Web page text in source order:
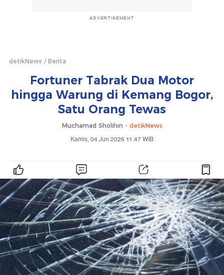
ADVERTISEMENT
detikNews Berita
Fortuner Tabrak Dua Motor
hingga Warung di Kemang Bogor,
Satu Orang Tewas
Muchamad Sholihin - detikNews
Kamis, 04 Jun 2026 11:47 WIB